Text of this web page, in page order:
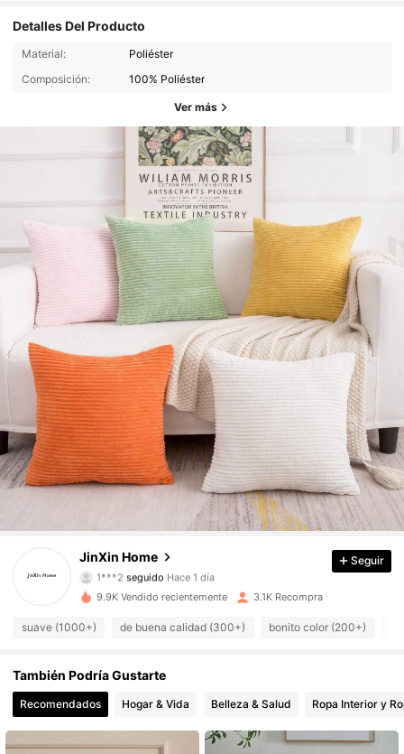
Detalles Del Producto
Material:
Poliéster
Composición:
100% Poliéster
Ver más
JinXin Home
4.94 384 Seguidores
4.94 384 Seguidores
384 Seguidores
1***2seguidoHace 1 día
4.94
384 Seguidores
4.94 384 Seguidores
4.94 384 Seguidores
Seguir
9.9K Vendido recientemente 3.1K Recompra
suave (1000+) de buena calidad (300+) bonito color (200+)
También Podría Gustarte
Recomendados Hogar & Vida Belleza & Salud Ropa Interior y